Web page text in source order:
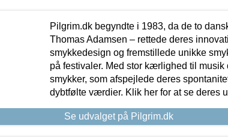
Pilgrim.dk begyndte i 1983, da de to
Thomas Adamsen – rettede deres
smykkedesign og fremstillede unikke
på festivaler. Med stor kærlighed til musik
smykker, som afspejlede deres
dybtfølte værdier. Klik her for at se deres
Se udvalget på Pilgrim.dk